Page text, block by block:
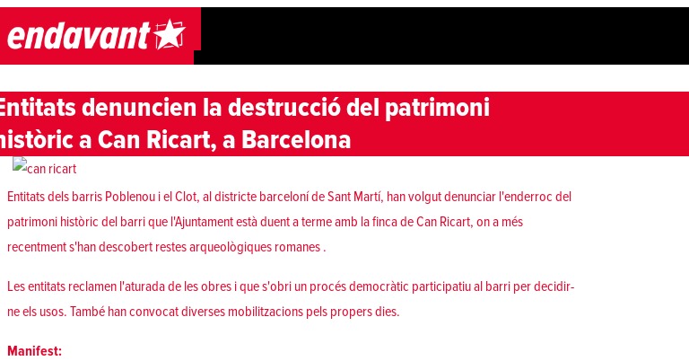
Skip to content
denuncien la destrucció del patrimoni
a Can Ricart, a Barcelona
Entitats dels barris Poblenou i el Clot, al districte barceloní de Sant Martí, han volgut denunciar l'enderroc del
patrimoni històric del barri que l'Ajuntament està duent a terme amb la finca de Can Ricart, on a més
recentments'han descobert restes arqueològiques romanes .
Les entitats reclamen l'aturada de les obres i que s'obri un procés democràtic participatiu al barri per decidir-
ne els usos. També han convocat diverses mobilitzacions pels propers dies.
Manifest: